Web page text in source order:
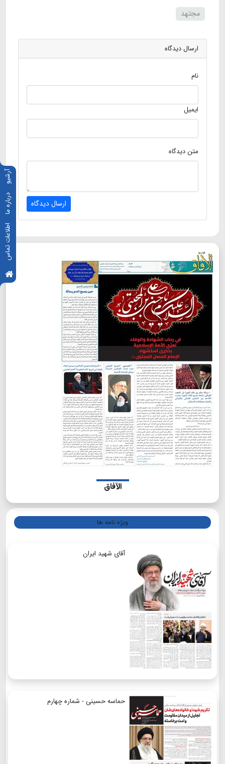
آرشیو
درباره ما
اطلاعات تماس
مجتهد
ارسال دیدگاه
نام
ایمیل
متن دیدگاه
ارسال دیدگاه
الآفاق
ویژه نامه ها
آقای شهید ایران
حماسه حسینی - شماره چهارم